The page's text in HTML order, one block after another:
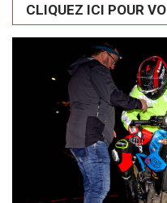
CLIQUEZ ICI POUR